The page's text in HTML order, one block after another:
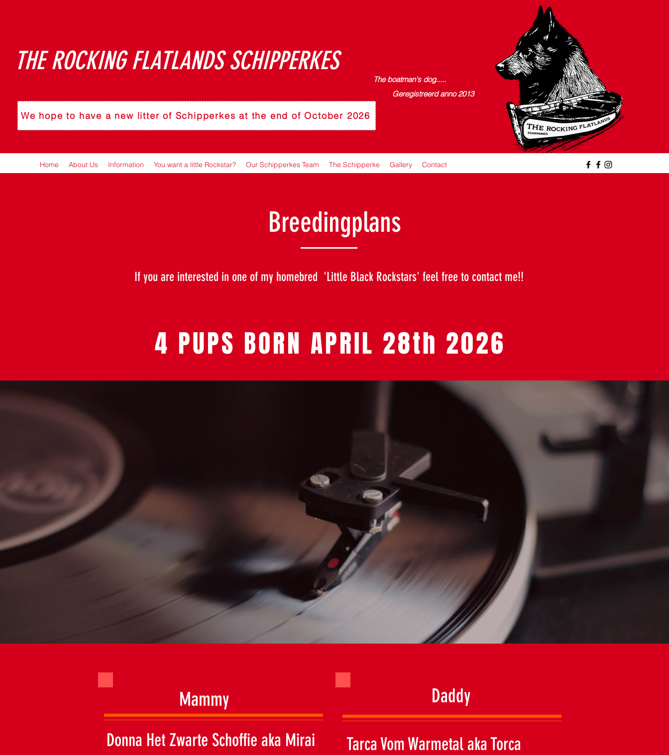
THE ROCKING FLATLANDS SCHIPPERKES
The boatman's dog.....
Geregistreerd anno 2013
Home About Us Information You want a little Rockstar? Our Schipperkes Team The Schipperke Gallery Contact
We hope to have a new litter of Schipperkes at the end of October 2026
Breedingplans
If you are interested in one of my homebred 'Little Black Rockstars' feel free to contact me!!
4 PUPS BORN APRIL 28th 2026
Mammy
Donna Het Zwarte Schoffie aka Mirai
Daddy
Tarca Vom Warmetal aka Torca